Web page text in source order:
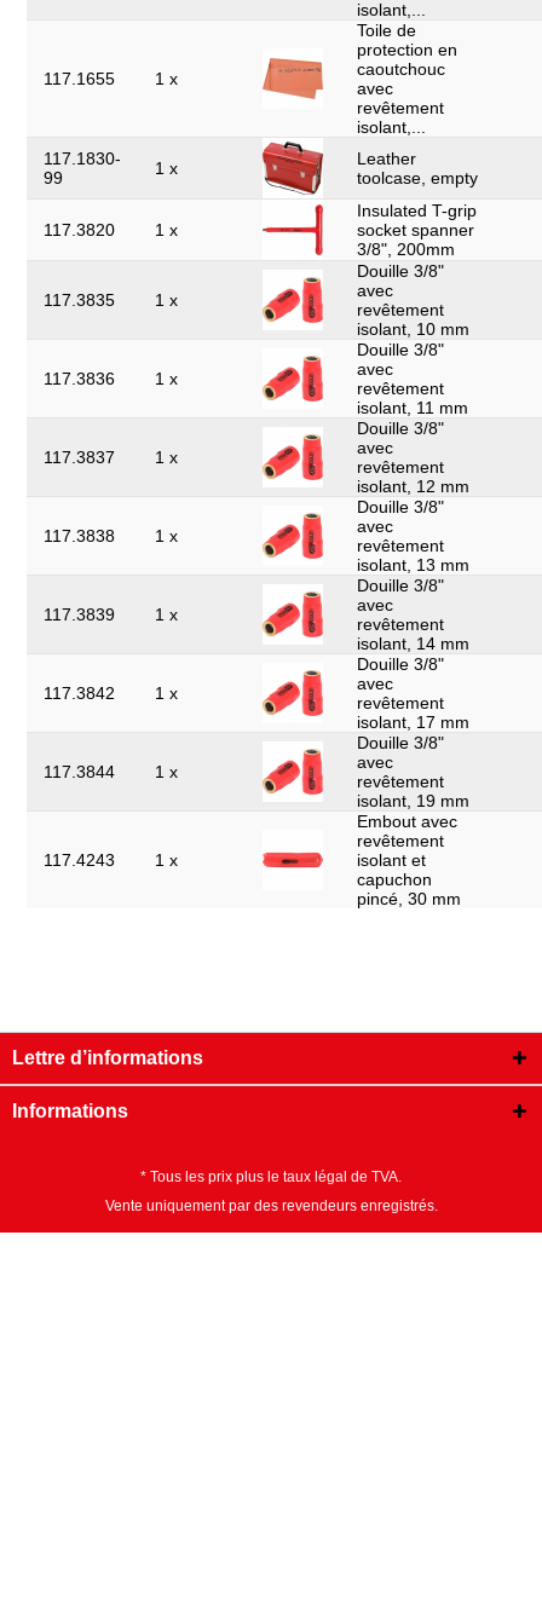
isolant,...
117.1655 1 x
Toile de
protection en
caoutchouc
avec
revêtement
isolant,...
117.1830-
99
1 x
Leather
toolcase, empty
117.3820 1 x
Insulated T-grip
socket spanner
3/8", 200mm
117.3835 1 x
Douille 3/8"
avec
revêtement
isolant, 10 mm
117.3836 1 x
Douille 3/8"
avec
revêtement
isolant, 11 mm
117.3837 1 x
Douille 3/8"
avec
revêtement
isolant, 12 mm
117.3838 1 x
Douille 3/8"
avec
revêtement
isolant, 13 mm
117.3839 1 x
Douille 3/8"
avec
revêtement
isolant, 14 mm
117.3842 1 x
Douille 3/8"
avec
revêtement
isolant, 17 mm
117.3844 1 x
Douille 3/8"
avec
revêtement
isolant, 19 mm
117.4243 1 x
Embout avec
revêtement
isolant et
capuchon
pincé, 30 mm
Lettre d’informations
Informations
* Tous les prix plus le taux légal de TVA.
Vente uniquement par des revendeurs enregistrés.